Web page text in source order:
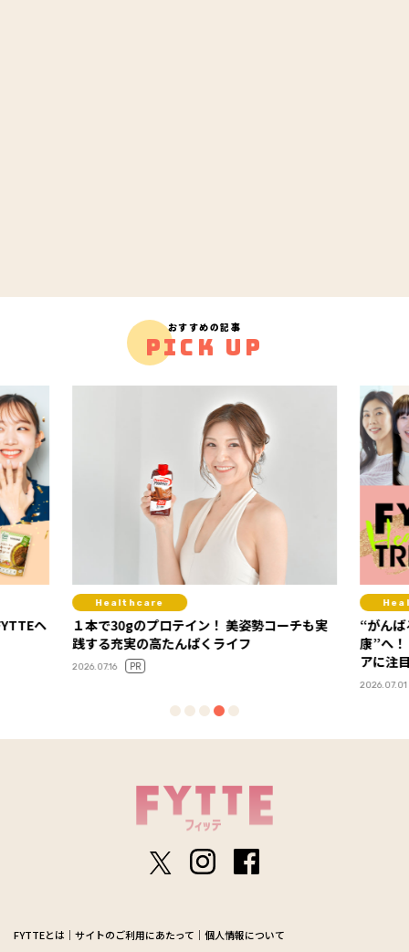
おすすめの記事
PICK UP
ヘ
Healthcare
１本で30gのプロテイン！ 美姿勢コーチも実
践する充実の高たんぱくライフ
2026.07.16 PR
“がん
康”へ
アに注
2026.07.01
FYTTEとは サイトのご利用にあたって
個人情報について